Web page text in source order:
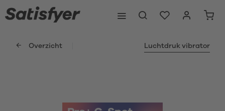
Overzicht Luchtdruk vibrator